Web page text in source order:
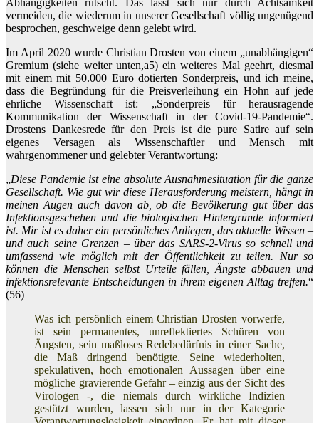
vermeiden, die wiederum in unserer Gesellschaft völlig ungenügend
besprochen, geschweige denn gelebt wird.
Im April 2020 wurde Christian Drosten von einem „unabhängigen“
Gremium (siehe weiter unten,a5) ein weiteres Mal geehrt, diesmal
mit einem mit 50.000 Euro dotierten Sonderpreis, und ich meine,
dass die Begründung für die Preisverleihung ein Hohn auf jede
ehrliche Wissenschaft ist: „Sonderpreis für herausragende
Kommunikation der Wissenschaft in der Covid-19-Pandemie“.
Drostens Dankesrede für den Preis ist die pure Satire auf sein
eigenes Versagen als Wissenschaftler und Mensch mit
wahrgenommener und gelebter Verantwortung:
„Diese Pandemie ist eine absolute Ausnahmesituation für die ganze
Gesellschaft. Wie gut wir diese Herausforderung meistern, hängt in
meinen Augen auch davon ab, ob die Bevölkerung gut über das
Infektionsgeschehen und die biologischen Hintergründe informiert
ist. Mir ist es daher ein persönliches Anliegen, das aktuelle Wissen –
und auch seine Grenzen – über das SARS-2-Virus so schnell und
umfassend wie möglich mit der Öffentlichkeit zu teilen. Nur so
können die Menschen selbst Urteile fällen, Ängste abbauen und
infektionsrelevante Entscheidungen in ihrem eigenen Alltag treffen.“
(56)
Was ich persönlich einem Christian Drosten vorwerfe,
ist sein permanentes, unreflektiertes Schüren von
Ängsten, sein maßloses Redebedürfnis in einer Sache,
die Maß dringend benötigte. Seine wiederholten,
spekulativen, hoch emotionalen Aussagen über eine
mögliche gravierende Gefahr – einzig aus der Sicht des
Virologen -, die niemals durch wirkliche Indizien
gestützt wurden, lassen sich nur in der Kategorie